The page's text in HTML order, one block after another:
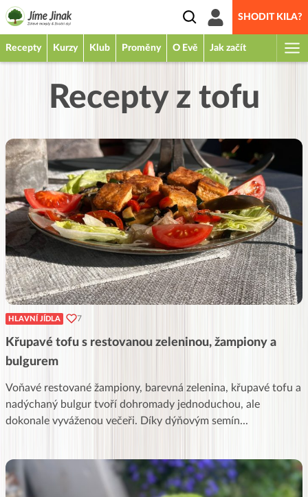
SHODIT KILA?
Recepty Kurzy Klub Proměny O Evě Jak začít
Recepty z tofu
HLAVNÍ JÍDLA 7
Křupavé tofu s restovanou zeleninou, žampiony a
bulgurem
Voňavé restované žampiony, barevná zelenina, křupavé tofu a
nadýchaný bulgur tvoří dohromady jednoduchou, ale
dokonale vyváženou večeři. Díky dýňovým semín...